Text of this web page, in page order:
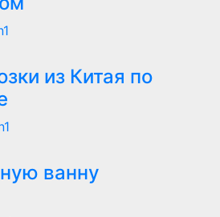
из Китая по
ванну